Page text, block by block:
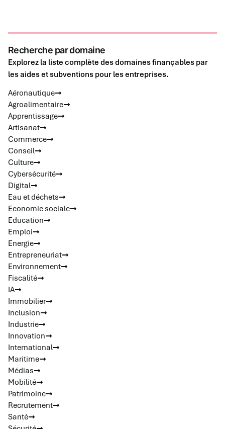
Recherche par domaine
Explorez la liste complète des domaines finançables par
les aides et subventions pour les entreprises.
Aéronautique
Agroalimentaire
Apprentissage
Artisanat
Commerce
Conseil
Culture
Cybersécurité
Digital
Eau et déchets
Economie sociale
Education
Emploi
Energie
Entrepreneuriat
Environnement
Fiscalité
IA
Immobilier
Inclusion
Industrie
Innovation
International
Maritime
Médias
Mobilité
Patrimoine
Recrutement
Santé